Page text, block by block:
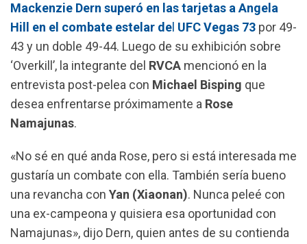
c
e
b
o
o
k
a
t
s
A
p
p
l
e
g
r
a
m
a
i
l
Mackenzie Dern superó en las tarjetas aAngela
Hill
en el combate estelar de UFC Vegas 73 por 49-
43 y un doble 49-44. Luego de su exhibición sobre
‘Overkill’, la integrante del RVCA mencionó en la
entrevista post-pelea con Michael Bisping que
desea enfrentarse próximamente a Rose
Namajunas.
«No sé en qué anda Rose, pero si está interesada me
gustaría un combate con ella. También sería bueno
una revancha con Yan (Xiaonan). Nunca peleé con
una ex-campeona y quisiera esa oportunidad con
Namajunas», dijo Dern, quien antes de su contienda